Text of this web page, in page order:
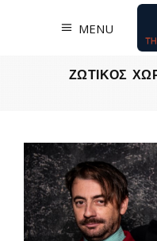
MENU
ΖΩΤΙΚΟΣ